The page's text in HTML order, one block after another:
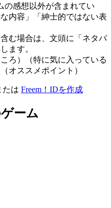
の感想以外が含まれてい
内容」「紳士的ではない表
む場合は、文頭に「ネタバ
ます。
ろ）（特に気に入っている
オススメポイント）
たは Freem！IDを作成
ーム